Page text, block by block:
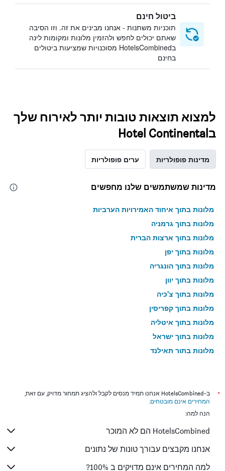
ביטול חינם
תוכניות משתנות - אנחנו מבינים את זה. וזו הסיבה
שאתם יכולים לחפש ולהזמין מלונות ומקומות לינה
בHotelsCombined מסוכנויות שמציעות ביטולים
בחינם
למצוא תוצאות טובות יותר לאירוח שלך
בHotel Continental
מדינות פופולריות ערים פופולריות
מדינות שמשתמשים שלנו מחפשים
מלונות בתוך איחוד האמירויות הערביות
מלונות בתוך גרמניה
מלונות בתוך ארצות הברית
מלונות בתוך יפן
מלונות בתוך הונגריה
מלונות בתוך יוון
מלונות בתוך צ'כיה
מלונות בתוך קפריסין
מלונות בתוך איטליה
מלונות בתוך ישראל
מלונות בתוך תאילנד
*
ב-HotelsCombined אנחנו תמיד מנסים לקבל ולהציג תמחור מדויק, עם זאת,
המחירים אינם מובטחים.
הנה למה:
HotelsCombined הם לא המוכר
אנחנו מקבצים עבורך טונות של נתונים
למה המחירים אינם מדויקים ב 100%?